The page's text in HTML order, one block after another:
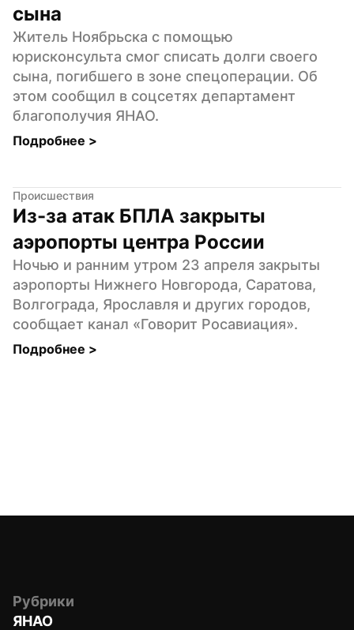
сына
Житель Ноябрьска с помощью
юрисконсульта смог списать долги своего
сына, погибшего в зоне спецоперации. Об
этом сообщил в соцсетях департамент
благополучия ЯНАО.
Подробнее >
Происшествия
Из-за атак БПЛА закрыты
аэропорты центра России
Ночью и ранним утром 23 апреля закрыты
аэропорты Нижнего Новгорода, Саратова,
Волгограда, Ярославля и других городов,
сообщает канал «Говорит Росавиация».
Подробнее >
Рубрики
ЯНАО